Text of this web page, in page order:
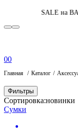
на BAROCCOSALE
00
Главная Каталог
Фильтры
Сортировка:новинки
Сумки